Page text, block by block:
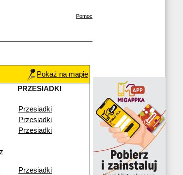
Pomoc
Pokaż na mapie
PRZESIADKI
Przesiadki
Przesiadki
Przesiadki
Przesiadki